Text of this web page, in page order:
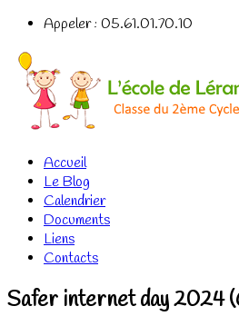
Appeler : 05.61.01.70.10
Accueil
Le Blog
Calendrier
Documents
Liens
Contacts
Safer internet day 2024